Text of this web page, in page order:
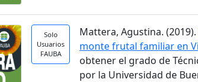
Solo
Usuarios
FAUBA
Mattera, Agustina.
monte frutal familiar en
obtener el grado de
por la Universidad de